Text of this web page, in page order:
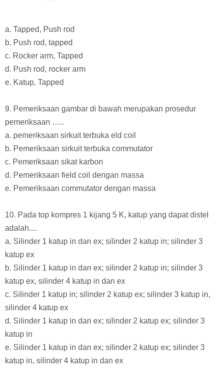
a. Tapped, Push rod
b. Push rod, tapped
c. Rocker arm, Tapped
d. Push rod, rocker arm
e. Katup, Tapped
9. Pemeriksaan gambar di bawah merupakan prosedur
pemeriksaan …..
a. pemeriksaan sirkuit terbuka eld coil
b. Pemeriksaan sirkuit terbuka commutator
c. Pemeriksaan sikat karbon
d. Pemeriksaan field coil dengan massa
e. Pemeriksaan commutator dengan massa
10. Pada top kompres 1 kijang 5 K, katup yang dapat distel
adalah....
a. Silinder 1 katup in dan ex; silinder 2 katup in; silinder 3
katup ex
b. Silinder 1 katup in dan ex; silinder 2 katup in; silinder 3
katup ex, silinder 4 katup in dan ex
c. Silinder 1 katup in; silinder 2 katup ex; silinder 3 katup in,
silinder 4 katup ex
d. Silinder 1 katup in dan ex; silinder 2 katup ex; silinder 3
katup in
e. Silinder 1 katup in dan ex; silinder 2 katup ex; silinder 3
katup in, silinder 4 katup in dan ex